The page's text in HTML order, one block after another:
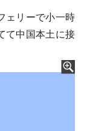
ェリーで小一時
て中国本土に接